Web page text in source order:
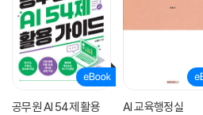
공무원 AI 54제 활용
AI 교육행정실